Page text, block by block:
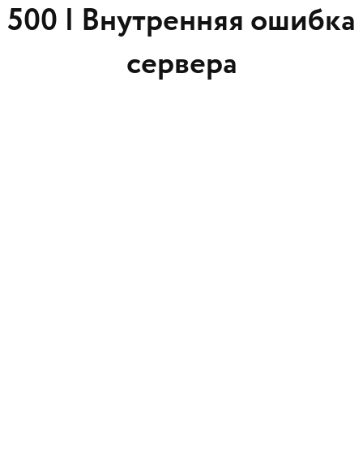
500 | Внутренняя ошибка
сервера